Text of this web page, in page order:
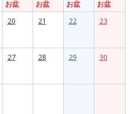
お盆
お盆
お盆
お盆
20 21 22 23
27 28 29 30